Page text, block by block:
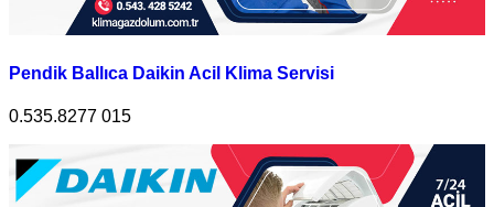
Pendik Ballıca Daikin Acil Klima Servisi
0.535.8277 015